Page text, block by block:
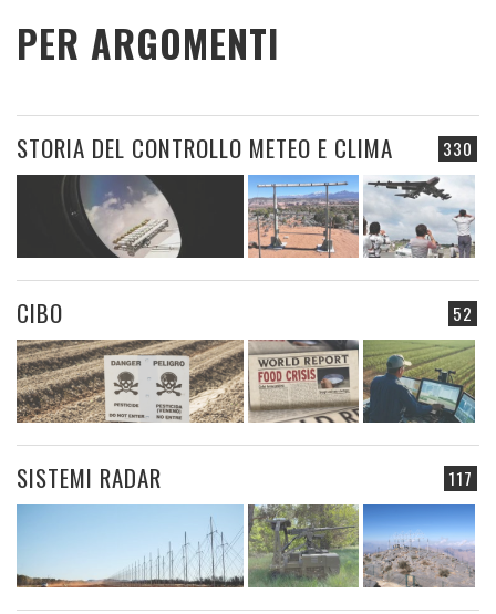
PER ARGOMENTI
330
STORIA DEL CONTROLLO METEO E CLIMA
52
CIBO
117
SISTEMI RADAR